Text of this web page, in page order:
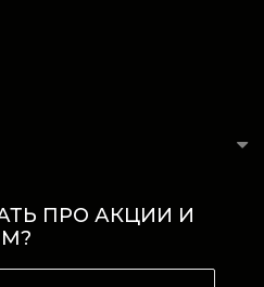
ПРО АКЦИИ И